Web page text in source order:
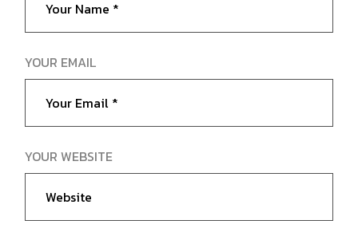
YOUR EMAIL
YOUR WEBSITE